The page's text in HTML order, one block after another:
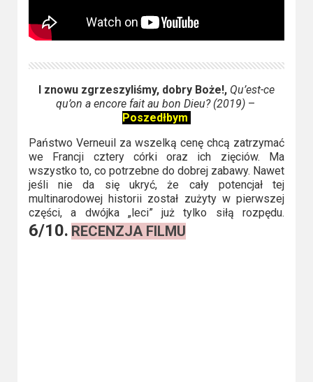
2020
2019
2018
2016
2017
2015
2014
I znowu zgrzeszyliśmy, dobry Boże!, Qu’est-ce
qu’on a encore fait au bon Dieu? (2019)–
Poszedłbym
Państwo Verneuil za wszelką cenę chcą zatrzymać
we Francji cztery córki oraz ich zięciów. Ma
wszystko to, co potrzebne do dobrej zabawy. Nawet
jeśli nie da się ukryć, że cały potencjał tej
multinarodowej historii został zużyty w pierwszej
części, a dwójka „leci” już tylko siłą rozpędu.
6/10. RECENZJA FILMU